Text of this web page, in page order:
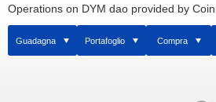
Operations on DYM dao provided by
Guadagna Portafoglio Compra